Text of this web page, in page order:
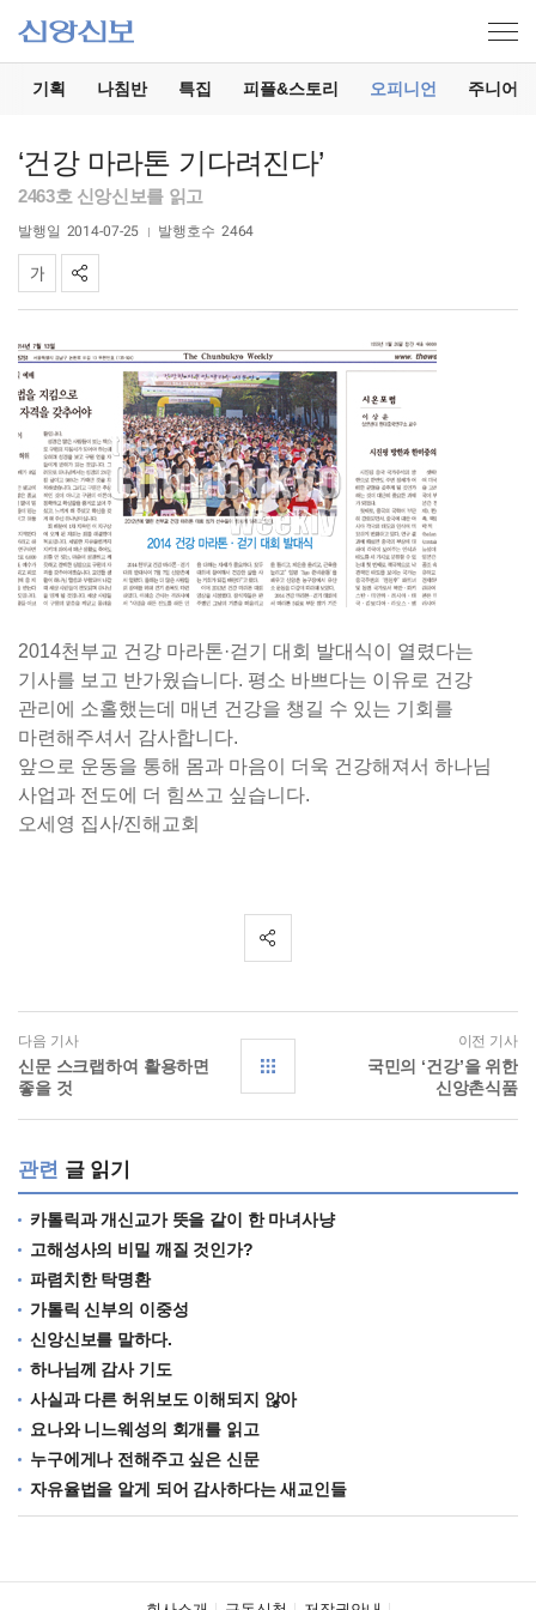
기획 나침반 특집 피플&스토리 오피니언 주니어
‘건강 마라톤 기다려진다’
2463호 신앙신보를 읽고
발행일 2014-07-25 발행호수 2464
2014천부교 건강 마라톤·걷기 대회 발대식이 열렸다는
기사를 보고 반가웠습니다. 평소 바쁘다는 이유로 건강
관리에 소홀했는데 매년 건강을 챙길 수 있는 기회를
마련해주셔서 감사합니다.
앞으로 운동을 통해 몸과 마음이 더욱 건강해져서 하나님
사업과 전도에 더 힘쓰고 싶습니다.
오세영 집사/진해교회
다음 기사
신문 스크랩하여 활용하면
좋을 것
이전 기사
국민의 ‘건강’을 위한
신앙촌식품
관련 글 읽기
카톨릭과 개신교가 뜻을 같이 한 마녀사냥
고해성사의 비밀 깨질 것인가?
파렴치한 탁명환
가톨릭 신부의 이중성
신앙신보를 말하다.
하나님께 감사 기도
사실과 다른 허위보도 이해되지 않아
요나와 니느웨성의 회개를 읽고
누구에게나 전해주고 싶은 신문
자유율법을 알게 되어 감사하다는 새교인들